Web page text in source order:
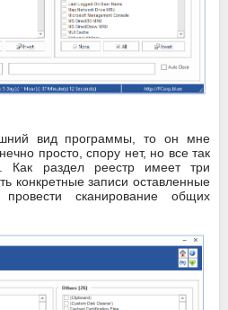
вид программы, то он мне
просто, спору нет, но все так
Как раздел реестр имеет три
конкретные записи оставленные
сканирование общих